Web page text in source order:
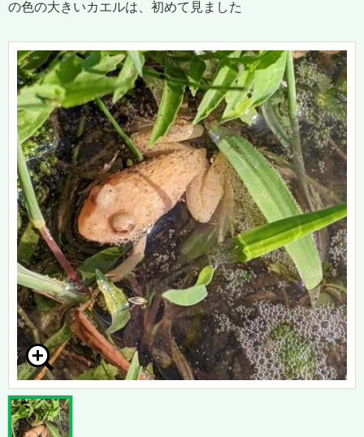
の色の大きいカエルは、初めて見ました